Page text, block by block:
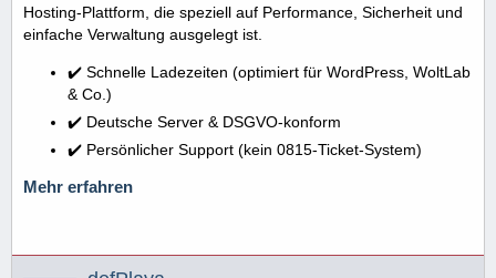
Hosting-Plattform, die speziell auf Performance, Sicherheit und
einfache Verwaltung ausgelegt ist.
✔️ Schnelle Ladezeiten (optimiert für WordPress, WoltLab
& Co.)
✔️ Deutsche Server & DSGVO-konform
✔️ Persönlicher Support (kein 0815-Ticket-System)
Mehr erfahren